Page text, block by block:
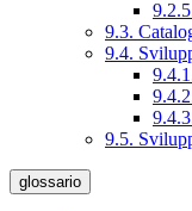
9.3.
9.4.
9.5.
glossario